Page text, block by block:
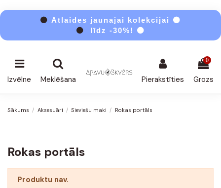
⚫ Atlaides jaunajai kolekcijai ⚫
⚫
līdz -30%! ⚫
Izvēlne Meklēšana Pierakstīties
0
Grozs
Sākums Aksesuāri Sieviešu maki Rokas portāls
Rokas portāls
Produktu nav.